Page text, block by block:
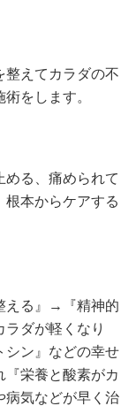
整えてカラダの不
をします。
める、痛められて
根本からケアする
える』→『精神的
ダが軽くなり
シン』などの幸せ
栄養と酸素がカ
気などが早く治